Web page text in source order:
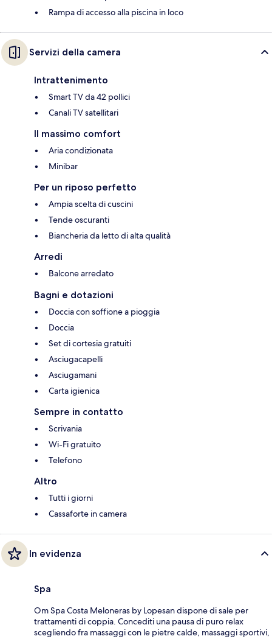
Rampa di accesso alla piscina in loco
Servizi della camera
Intrattenimento
Smart TV da 42 pollici
Canali TV satellitari
Il massimo comfort
Aria condizionata
Minibar
Per un riposo perfetto
Ampia scelta di cuscini
Tende oscuranti
Biancheria da letto di alta qualità
Arredi
Balcone arredato
Bagni e dotazioni
Doccia con soffione a pioggia
Doccia
Set di cortesia gratuiti
Asciugacapelli
Asciugamani
Carta igienica
Sempre in contatto
Scrivania
Wi-Fi gratuito
Telefono
Altro
Tutti i giorni
Cassaforte in camera
In evidenza
Spa
Om Spa Costa Meloneras by Lopesan dispone di sale per
trattamenti di coppia. Concediti una pausa di puro relax
scegliendo fra massaggi con le pietre calde, massaggi sportivi,